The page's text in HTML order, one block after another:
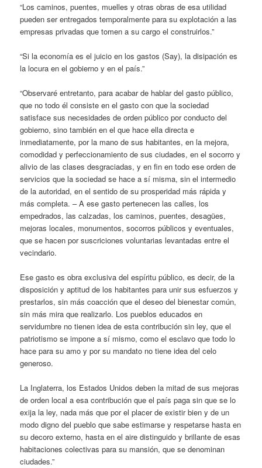
“Los caminos, puentes, muelles y otras obras de esa utilidad
pueden ser entregados temporalmente para su explotación a las
empresas privadas que tomen a su cargo el construirlos.”
“Si la economía es el juicio en los gastos (Say), la disipación es
la locura en el gobierno y en el país.”
“Observaré entretanto, para acabar de hablar del gasto público,
que no todo él consiste en el gasto con que la sociedad
satisface sus necesidades de orden público por conducto del
gobierno, sino también en el que hace ella directa e
inmediatamente, por la mano de sus habitantes, en la mejora,
comodidad y perfeccionamiento de sus ciudades, en el socorro y
alivio de las clases desgraciadas, y en fin en todo ese orden de
servicios que la sociedad se hace a sí misma, sin el intermedio
de la autoridad, en el sentido de su prosperidad más rápida y
más completa. – A ese gasto pertenecen las calles, los
empedrados, las calzadas, los caminos, puentes, desagües,
mejoras locales, monumentos, socorros públicos y eventuales,
que se hacen por suscriciones voluntarias levantadas entre el
vecindario.
Ese gasto es obra exclusiva del espíritu público, es decir, de la
disposición y aptitud de los habitantes para unir sus esfuerzos y
prestarlos, sin más coacción que el deseo del bienestar común,
sin más mira que realizarlo. Los pueblos educados en
servidumbre no tienen idea de esta contribución sin ley, que el
patriotismo se impone a sí mismo, como el esclavo que todo lo
hace para su amo y por su mandato no tiene idea del celo
generoso.
La Inglaterra, los Estados Unidos deben la mitad de sus mejoras
de orden local a esa contribución que el país paga sin que se lo
exija la ley, nada más que por el placer de existir bien y de un
modo digno del pueblo que sabe estimarse y respetarse hasta en
su decoro externo, hasta en el aire distinguido y brillante de esas
habitaciones colectivas para su mansión, que se denominan
ciudades.”